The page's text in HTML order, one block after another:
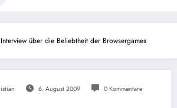
Interview über die Beliebtheit der Browsergames
6. August 2009 0 Kommentare